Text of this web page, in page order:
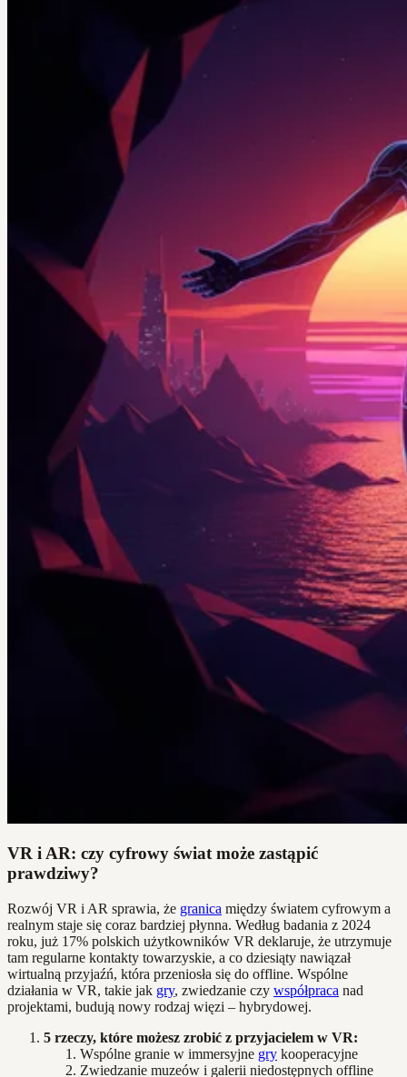
VR i AR: czy cyfrowy świat może zastąpić
prawdziwy?
Rozwój VR i AR sprawia, że granica między światem cyfrowym a
realnym staje się coraz bardziej płynna. Według badania z 2024
roku, już 17% polskich użytkowników VR deklaruje, że utrzymuje
tam regularne kontakty towarzyskie, a co dziesiąty nawiązał
wirtualną przyjaźń, która przeniosła się do offline. Wspólne
działania w VR, takie jak gry, zwiedzanie czy współpraca nad
projektami, budują nowy rodzaj więzi – hybrydowej.
5 rzeczy, które możesz zrobić z przyjacielem w VR:
Wspólne granie w immersyjne gry kooperacyjne
Zwiedzanie muzeów i galerii niedostępnych offline